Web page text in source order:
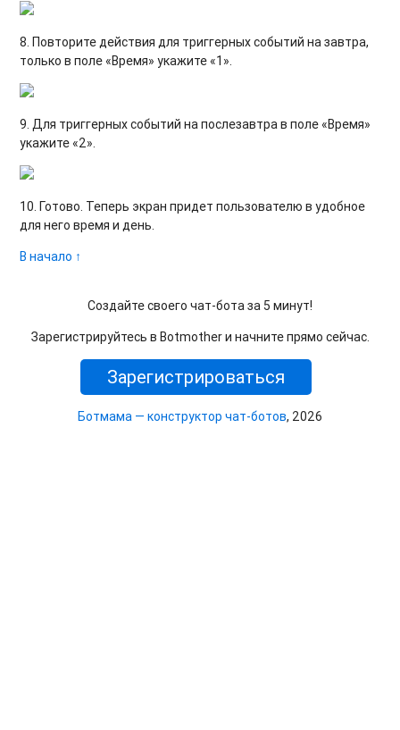
8. Повторите действия для триггерных событий на завтра,
только в поле «Время» укажите «1».
9. Для триггерных событий на послезавтра в поле «Время»
укажите «2».
10. Готово. Теперь экран придет пользователю в удобное
для него время и день.
В начало ↑
Создайте своего чат-бота за 5 минут!
Зарегистрируйтесь в Botmother и начните прямо сейчас.
Зарегистрироваться
Ботмама — конструктор чат-ботов, 2026